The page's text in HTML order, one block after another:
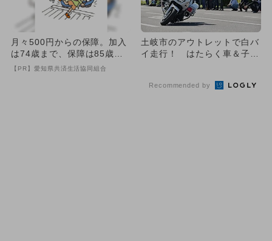
月々500円からの保障。加入
は74歳まで、保障は85歳ま
で
【PR】愛知県共済生活協同組合
土岐市のアウトレットで白バ
イ走行！ はたらく車＆子供
Recommended by